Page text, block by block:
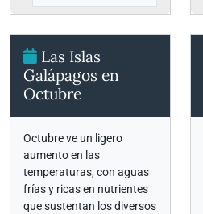
Las Islas
Galápagos en
Octubre
Octubre ve un ligero
aumento en las
temperaturas, con aguas
frías y ricas en nutrientes
que sustentan los diversos